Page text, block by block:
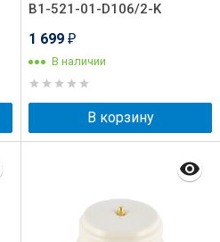
B1-521-01-D106/2-K
1 699 ₽
В наличии
В корзину